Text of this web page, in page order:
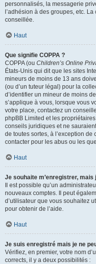
personnalisés, la messagerie
l’adhésion à des groupes, etc.
conseillée.
Haut
Que signifie COPPA ?
COPPA (ou Children’s Online
États-Unis qui dit que les sites
mineurs de moins de 13 ans
(ou d’un tuteur légal) pour la
d’identifier un mineur de moins
s’applique à vous, lorsque vous
votre place, contactez un
phpBB Limited et les
conseils juridiques et ne
de toutes sortes, à l’exception
contacter pour les abus ou les
Haut
Je souhaite m’enregistrer, mais
Il est possible qu’un
nouveaux comptes. Il peut
d’utilisateur que vous souhaitez
pour obtenir de l’aide.
Haut
Je suis enregistré mais je ne
Vérifiez, en premier, votre nom
corrects, il y a deux possibilités :